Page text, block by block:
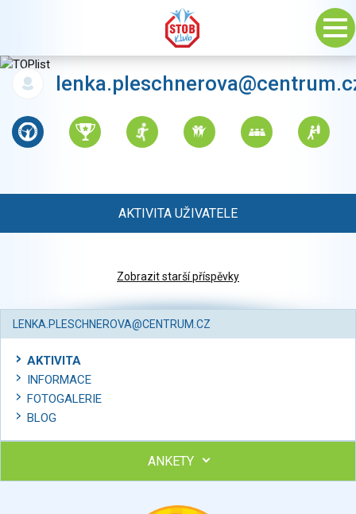
AKTIVITA UŽIVATELE
Zobrazit starší příspěvky
LENKA.PLESCHNEROVA@CENTRUM.CZ
AKTIVITA
INFORMACE
FOTOGALERIE
BLOG
ANKETY